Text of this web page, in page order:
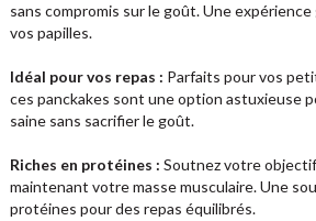
sans compromis sur le goût. Une
vos papilles.
Idéal pour vos repas : Parfaits pour vos
ces panckakes sont une option astuxieuse
saine sans sacrifier le goût.
Riches en protéines : Soutnez votre
maintenant votre masse musculaire. Une
protéines pour des repas équilibrés.